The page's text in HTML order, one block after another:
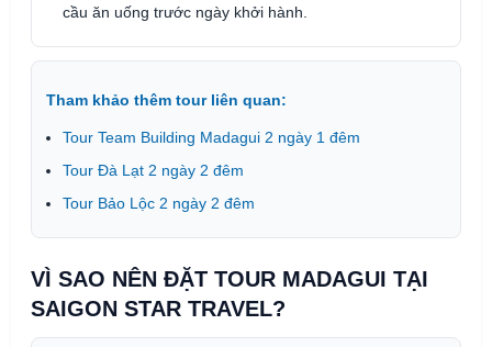
cầu ăn uống trước ngày khởi hành.
Tham khảo thêm tour liên quan:
Tour Team Building Madagui 2 ngày 1 đêm
Tour Đà Lạt 2 ngày 2 đêm
Tour Bảo Lộc 2 ngày 2 đêm
VÌ SAO NÊN ĐẶT TOUR MADAGUI TẠI
SAIGON STAR TRAVEL?